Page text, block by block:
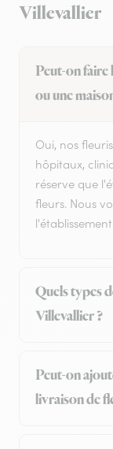
Villevallier
Peut-on faire
ou une
Oui, nos
hôpitaux,
réserve que
fleurs. Nous
Quels types
Villevallier ?
Peut-on
livraison de